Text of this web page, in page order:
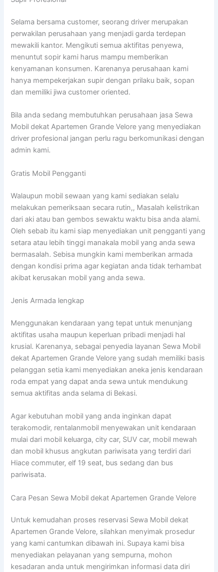
Selama bersama customer, seorang driver merupakan
perwakilan perusahaan yang menjadi garda terdepan
mewakili kantor. Mengikuti semua aktifitas penyewa,
menuntut sopir kami harus mampu memberikan
kenyamanan konsumen. Karenanya perusahaan kami
hanya mempekerjakan supir dengan prilaku baik, sopan
dan memiliki jiwa customer oriented.
Bila anda sedang membutuhkan perusahaan jasa Sewa
Mobil dekat Apartemen Grande Velore yang menyediakan
driver profesional jangan perlu ragu berkomunikasi dengan
admin kami.
Gratis Mobil Pengganti
Walaupun mobil sewaan yang kami sediakan selalu
melakukan pemeriksaan secara rutin,, Masalah kelistrikan
dari aki atau ban gembos sewaktu waktu bisa anda alami.
Oleh sebab itu kami siap menyediakan unit pengganti yang
setara atau lebih tinggi manakala mobil yang anda sewa
bermasalah. Sebisa mungkin kami memberikan armada
dengan kondisi prima agar kegiatan anda tidak terhambat
akibat kerusakan mobil yang anda sewa.
Jenis Armada lengkap
Menggunakan kendaraan yang tepat untuk menunjang
aktifitas usaha maupun keperluan pribadi menjadi hal
krusial. Karenanya, sebagai penyedia layanan Sewa Mobil
dekat Apartemen Grande Velore yang sudah memiliki basis
pelanggan setia kami menyediakan aneka jenis kendaraan
roda empat yang dapat anda sewa untuk mendukung
semua aktifitas anda selama di Bekasi.
Agar kebutuhan mobil yang anda inginkan dapat
terakomodir, rentalanmobil menyewakan unit kendaraan
mulai dari mobil keluarga, city car, SUV car, mobil mewah
dan mobil khusus angkutan pariwisata yang terdiri dari
Hiace commuter, elf 19 seat, bus sedang dan bus
pariwisata.
Cara Pesan Sewa Mobil dekat Apartemen Grande Velore
Untuk kemudahan proses reservasi Sewa Mobil dekat
Apartemen Grande Velore, silahkan menyimak prosedur
yang kami cantumkan dibawah ini. Supaya kami bisa
menyediakan pelayanan yang sempurna, mohon
kesadaran anda untuk mengirimkan informasi data diri